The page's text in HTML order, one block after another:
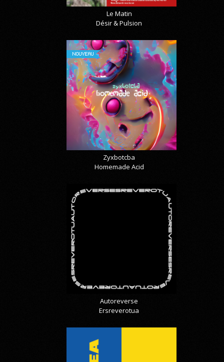
Le Matin
Désir & Pulsion
NOUVEAU
Zyxbotcba
Homemade Acid
Autoreverse
Ersreverotua